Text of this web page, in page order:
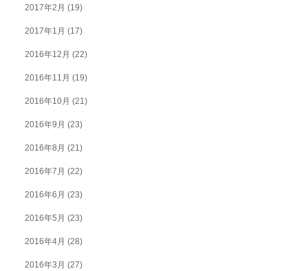
2017年2月 (19)
2017年1月 (17)
2016年12月 (22)
2016年11月 (19)
2016年10月 (21)
2016年9月 (23)
2016年8月 (21)
2016年7月 (22)
2016年6月 (23)
2016年5月 (23)
2016年4月 (28)
2016年3月 (27)